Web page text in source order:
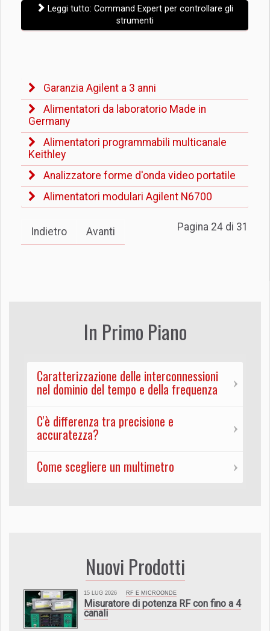
Leggi tutto: Command Expert per controllare gli
strumenti
Garanzia Agilent a 3 anni
Alimentatori da laboratorio Made in
Germany
Alimentatori programmabili multicanale
Keithley
Analizzatore forme d'onda video portatile
Alimentatori modulari Agilent N6700
Pagina 24 di 31
Indietro Avanti
In Primo Piano
Caratterizzazione delle interconnessioni
nel dominio del tempo e della frequenza
C'è differenza tra precisione e
accuratezza?
Come scegliere un multimetro
Nuovi Prodotti
15 LUG 2026 RF E MICROONDE
Misuratore di potenza RF con fino a 4
canali